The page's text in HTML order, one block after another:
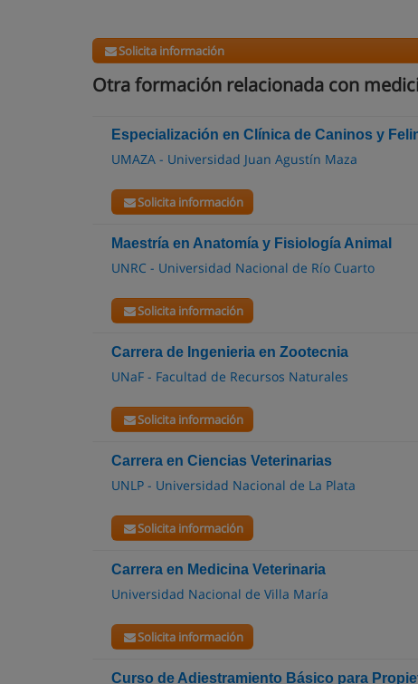
Solicita información
Otra formación relacionada con
Especialización en Clínica de Caninos y
UMAZA - Universidad Juan Agustín Maza
Solicita información
Maestría en Anatomía y Fisiología Animal
UNRC - Universidad Nacional de Río Cuarto
Solicita información
Carrera de Ingenieria en Zootecnia
UNaF - Facultad de Recursos Naturales
Solicita información
Carrera en Ciencias Veterinarias
UNLP - Universidad Nacional de La Plata
Solicita información
Carrera en Medicina Veterinaria
Universidad Nacional de Villa María
Solicita información
Curso de Adiestramiento Básico para